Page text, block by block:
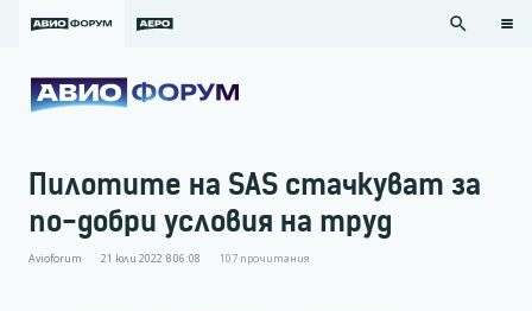
search
Пилотите на SAS стачкуват за
по-добри условия на труд
Avioforum 21 юли 2022 в 06:08 107 прочитания